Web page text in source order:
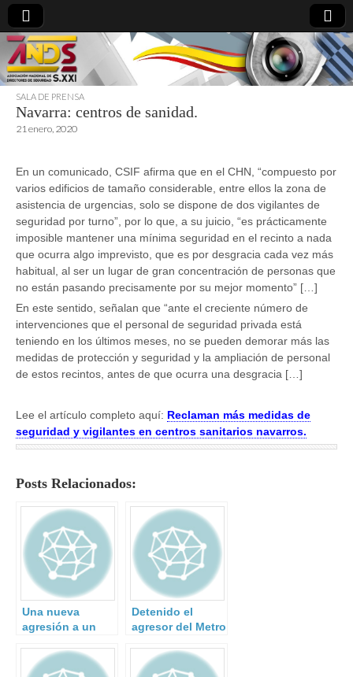
directoresdeseguridad.es
SALA DE PRENSA
Navarra: centros de sanidad.
21 enero, 2020
En un comunicado, CSIF afirma que en el CHN, “compuesto por
varios edificios de tamaño considerable, entre ellos la zona de
asistencia de urgencias, solo se dispone de dos vigilantes de
seguridad por turno”, por lo que, a su juicio, “es prácticamente
imposible mantener una mínima seguridad en el recinto a nada
que ocurra algo imprevisto, que es por desgracia cada vez más
habitual, al ser un lugar de gran concentración de personas que
no están pasando precisamente por su mejor momento” […]
En este sentido, señalan que “ante el creciente número de
intervenciones que el personal de seguridad privada está
teniendo en los últimos meses, no se pueden demorar más las
medidas de protección y seguridad y la ampliación de personal
de estos recintos, antes de que ocurra una desgracia […]
Lee el artículo completo aquí: Reclaman más medidas de
seguridad y vigilantes en centros sanitarios navarros.
Posts Relacionados:
Una nueva
agresión a un
seguridad.
Detenido el
agresor del Metro
Vientos